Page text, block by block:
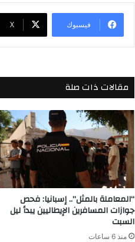
فيسبوك ‫X
مقالات ذات صلة
“المعاملة بالمثل”.. إسبانيا: فحص
جوازات المسافرين الإيطاليين يبدأ ليل
السبت
منذ 6 ساعات